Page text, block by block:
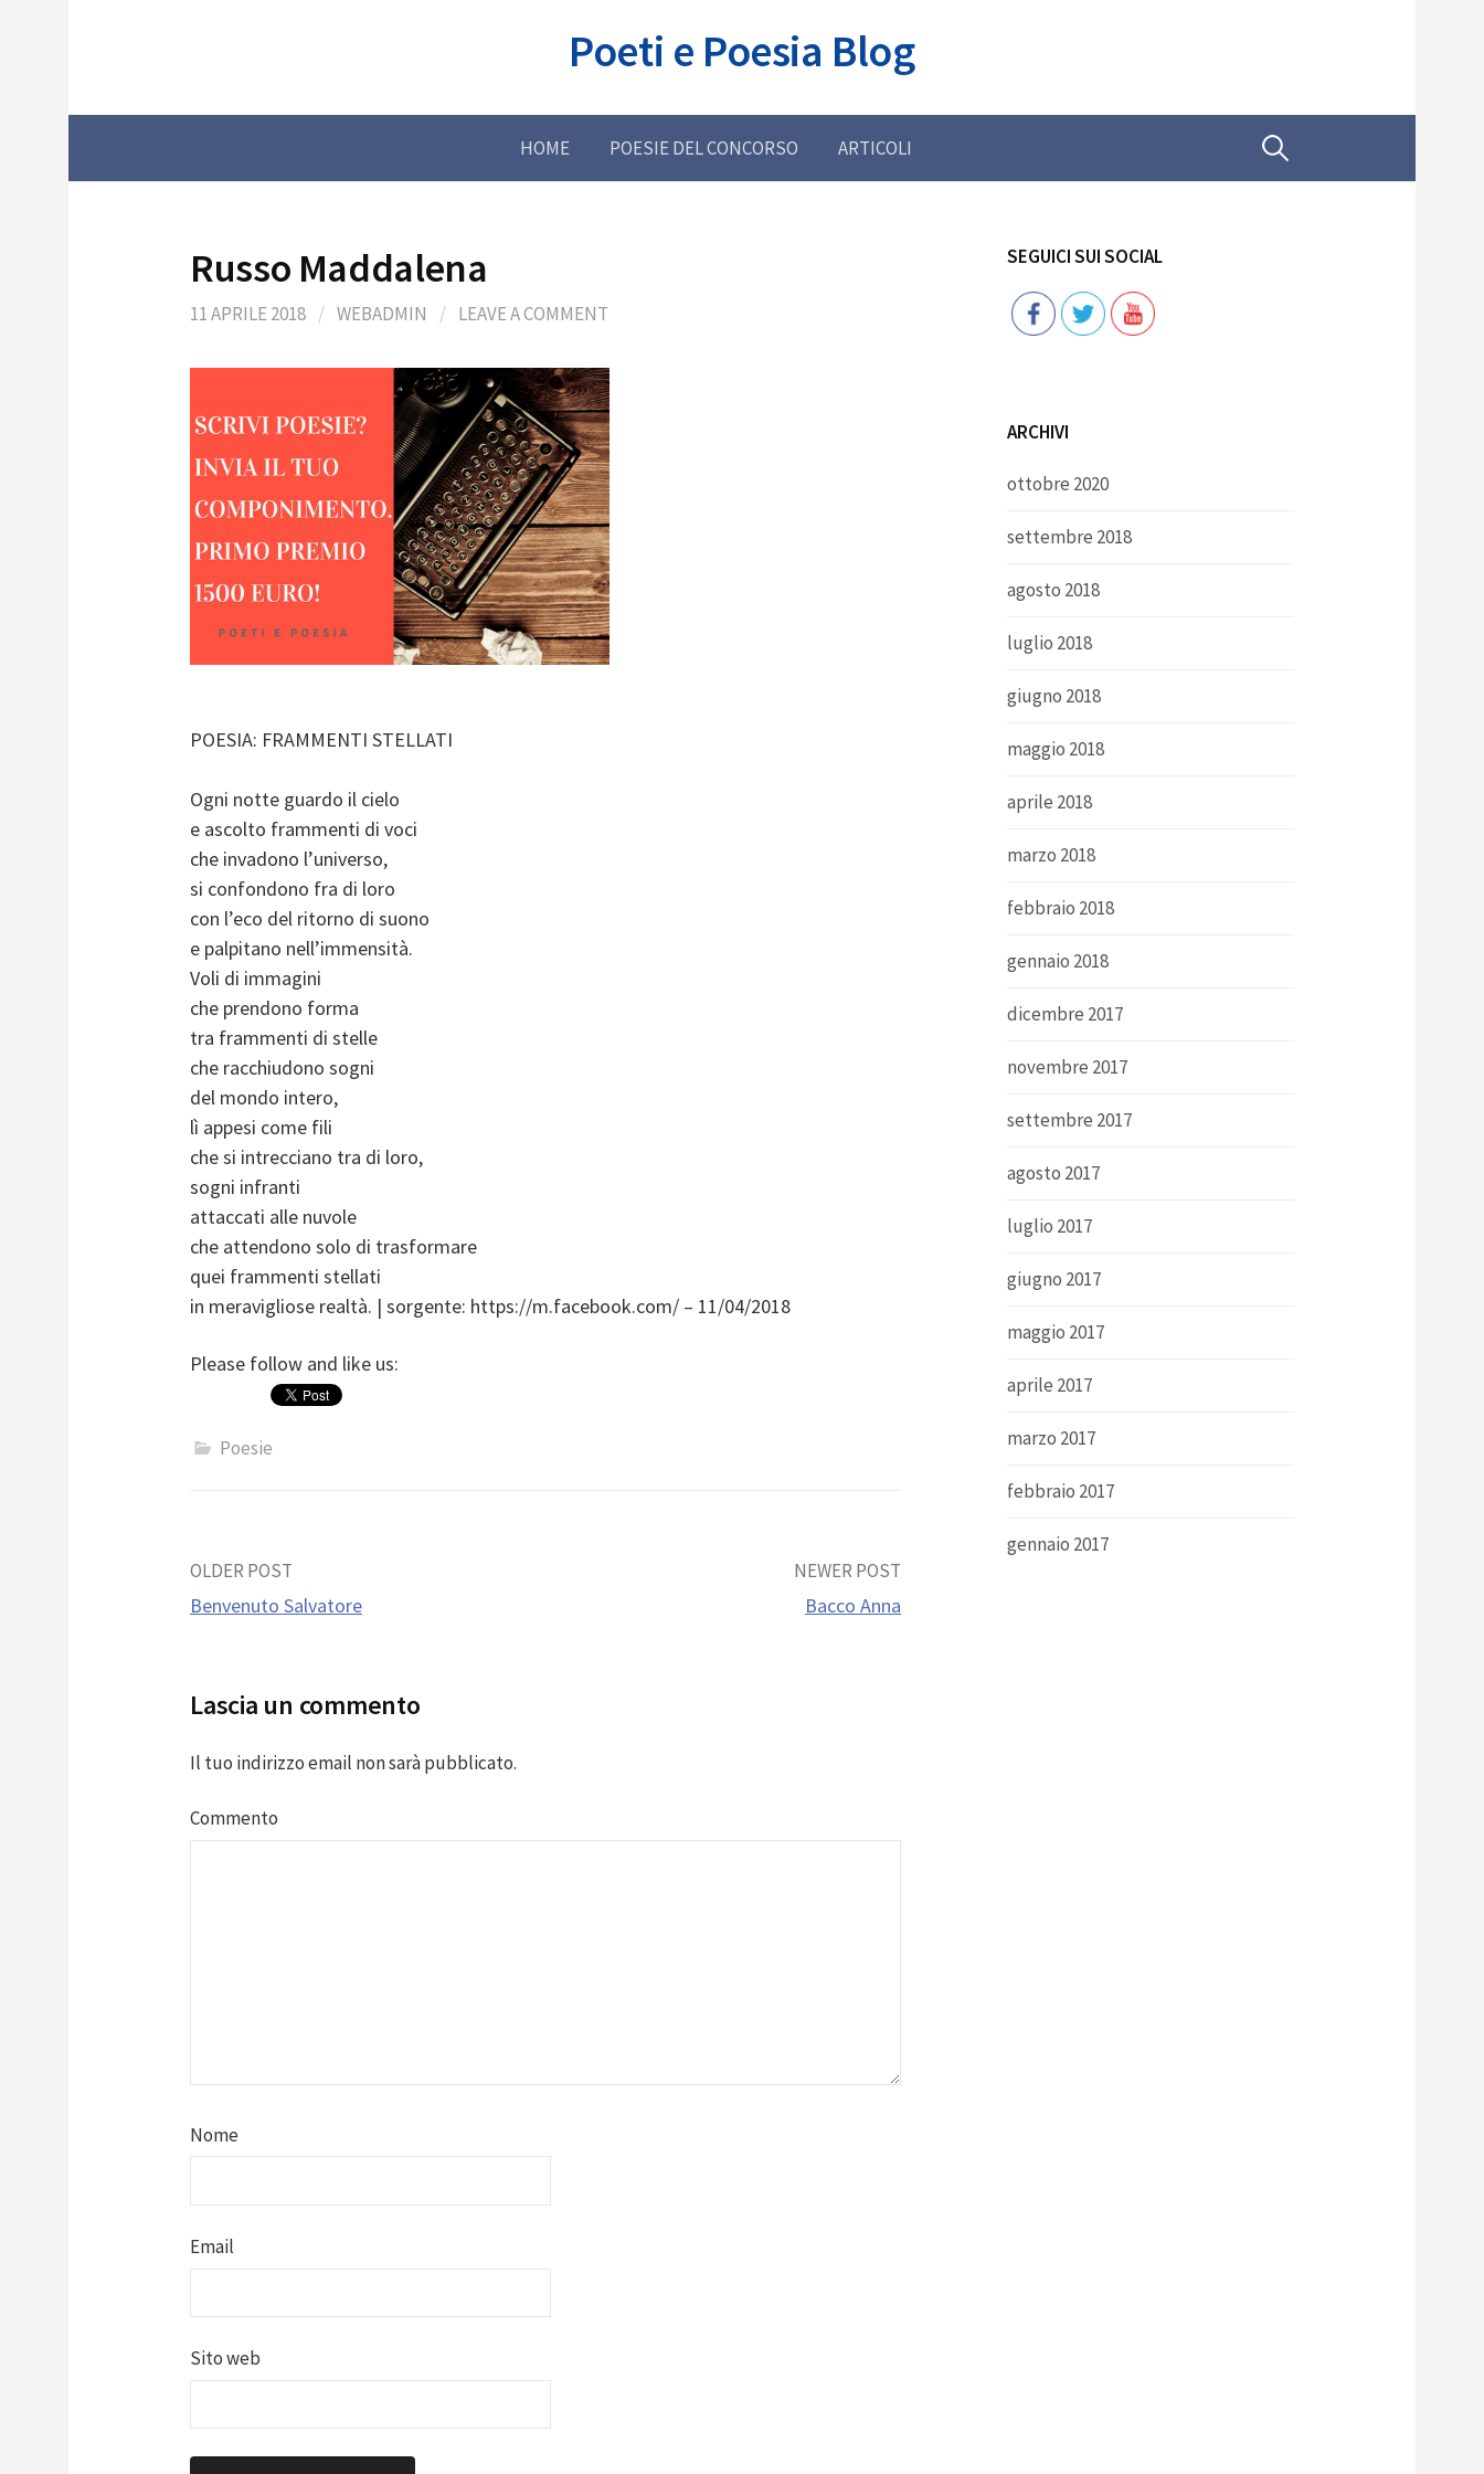
Poeti e Poesia Blog
HOME POESIE DEL CONCORSO ARTICOLI Ricerca
Russo Maddalena
11 APRILE 2018 / WEBADMIN / LEAVE A COMMENT
POESIA: FRAMMENTI STELLATI
Ogni notte guardo il cielo
e ascolto frammenti di voci
che invadono l’universo,
si confondono fra di loro
con l’eco del ritorno di suono
e palpitano nell’immensità.
Voli di immagini
che prendono forma
tra frammenti di stelle
che racchiudono sogni
del mondo intero,
lì appesi come fili
che si intrecciano tra di loro,
sogni infranti
attaccati alle nuvole
che attendono solo di trasformare
quei frammenti stellati
in meravigliose realtà. | sorgente: https://m.facebook.com/ – 11/04/2018
Please follow and like us:
Poesie
Post
OLDER POST
Benvenuto Salvatore
NEWER POST
Bacco Anna
Lascia un commento
Il tuo indirizzo email non sarà pubblicato.
Commento
Nome
Email
Sito web
SEGUICI SUI SOCIAL
Follow
ARCHIVI
ottobre 2020
settembre 2018
agosto 2018
luglio 2018
giugno 2018
maggio 2018
aprile 2018
marzo 2018
febbraio 2018
gennaio 2018
dicembre 2017
novembre 2017
settembre 2017
agosto 2017
luglio 2017
giugno 2017
maggio 2017
aprile 2017
marzo 2017
febbraio 2017
gennaio 2017